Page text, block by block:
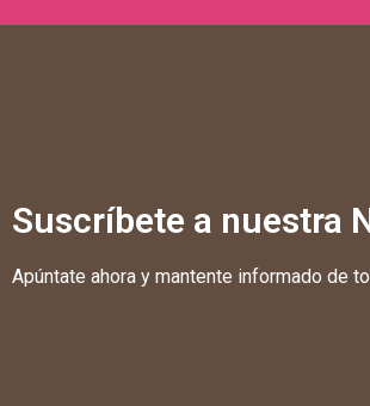
Suscríbete a nuestra
Apúntate ahora y mantente informado de